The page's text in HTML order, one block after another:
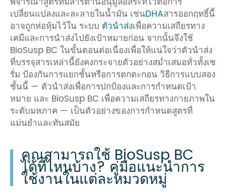
เปลี่ยนแปลงและละลายในน้ำมัน เช่นDHAสารออกฤทธิ์นี้
อาจถูกห่อหุ้มไว้ใน ระบบ ตัวนำส่งเพื่อความเสถียรทาง
เคมีและการนำส่งไปยังเป้าหมายก่อน จากนั้นจึงใช้
BioSusp BC ในขั้นตอนต่อเนื่องเพื่อให้แน่ใจว่าตัวนำส่ง
ที่บรรจุสารเหล่านี้ยังคงกระจายตัวอย่างสม่ำเสมอทั่วทั้งเซ
รั่ม ป้องกันการแยกชั้นหรือการตกตะกอน วิธีการแบบสอง
ชั้นนี้ — ตัวนำส่งเพื่อการปกป้องและการกำหนดเป้า
หมาย และ BioSusp BC เพื่อความเสถียรทางกายภาพใน
ระดับมหภาค — เป็นตัวอย่างของการกำหนดสูตรที่
แม่นยำและทันสมัย
คุณสามารถใช้ BioSusp BC
ได้ที่ไหนบ้าง? คู่มือแนะนำการ
ใช้งานในแต่ละหมวดหมู่